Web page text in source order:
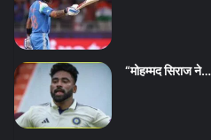
“मोहम्मद सिराज ने…